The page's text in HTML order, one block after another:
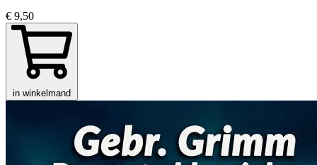
€ 9,50
in winkelmand